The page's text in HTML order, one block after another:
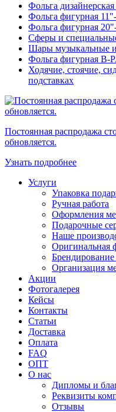
Фольга
Фольга фигурная
Фольга фигурная
Сферы и
Шары музыкальные и
Фольга фигурная B-
Ходячие, стоячие,
подставках
Постоянная распродажа
обновляется.
Узнать подробнее
Услуги
Упаковка
Ручная работа
Оформления
Подарочные
Наше
Оригинальная
Брендирование
Организация
Акции
Фотогалерея
Кейсы
Контакты
Статьи
Доставка
Оплата
FAQ
ОПТ
О нас
Дипломы и
Реквизиты
Отзывы